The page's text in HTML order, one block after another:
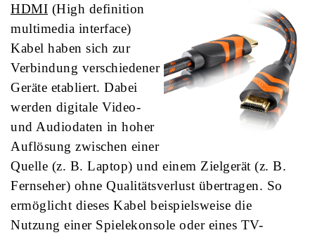
HDMI (High definition
multimedia interface)
Kabel haben sich zur
Verbindung verschiedener
Geräte etabliert. Dabei
werden digitale Video-
und Audiodaten in hoher
Auflösung zwischen einer
Quelle (z. B. Laptop) und einem Zielgerät (z. B.
Fernseher) ohne Qualitätsverlust übertragen. So
ermöglicht dieses Kabel beispielsweise die
Nutzung einer Spielekonsole oder eines TV-